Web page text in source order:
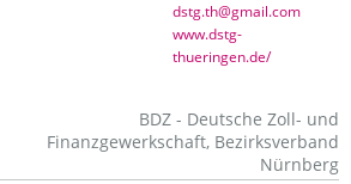
dstg.th@gmail.com
www.dstg-
thueringen.de/
BDZ - Deutsche Zoll- und
Finanzgewerkschaft, Bezirksverband
Nürnberg